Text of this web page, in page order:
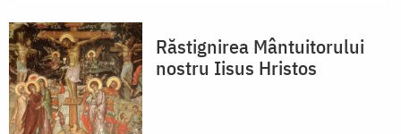
Răstignirea Mântuitorului
nostru Iisus Hristos